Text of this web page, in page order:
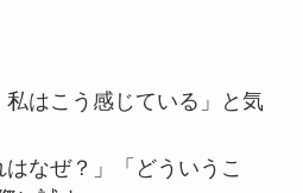
はこう感じている」と気
なぜ？」「どういうこ